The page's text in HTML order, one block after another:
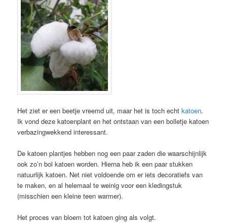
Het ziet er een beetje vreemd uit, maar het is toch echtkatoen.
Ik vond deze katoenplant en het ontstaan van een bolletje katoen
verbazingwekkend interessant.
De katoen plantjes hebben nog een paar zaden die waarschijnlijk
ook zo’n bol katoen worden. Hierna heb ik een paar stukken
natuurlijk katoen. Net niet voldoende om er iets decoratiefs van
te maken, en al helemaal te weinig voor een kledingstuk
(misschien een kleine teen warmer).
Het proces van bloem tot katoen ging als volgt.